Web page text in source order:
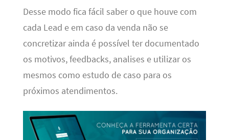
Desse modo fica fácil saber o que houve com
cada Lead e em caso da venda não se
concretizar ainda é possível ter documentado
os motivos, feedbacks, analises e utilizar os
mesmos como estudo de caso para os
próximos atendimentos.